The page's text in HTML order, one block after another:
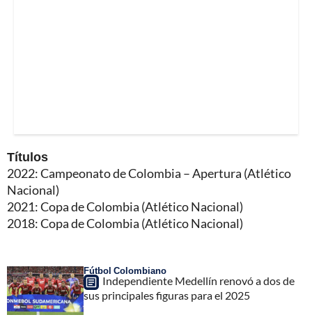
Títulos
2022: Campeonato de Colombia – Apertura (Atlético
Nacional)
2021: Copa de Colombia (Atlético Nacional)
2018: Copa de Colombia (Atlético Nacional)
Fútbol Colombiano
Independiente Medellín renovó a dos de
sus principales figuras para el 2025